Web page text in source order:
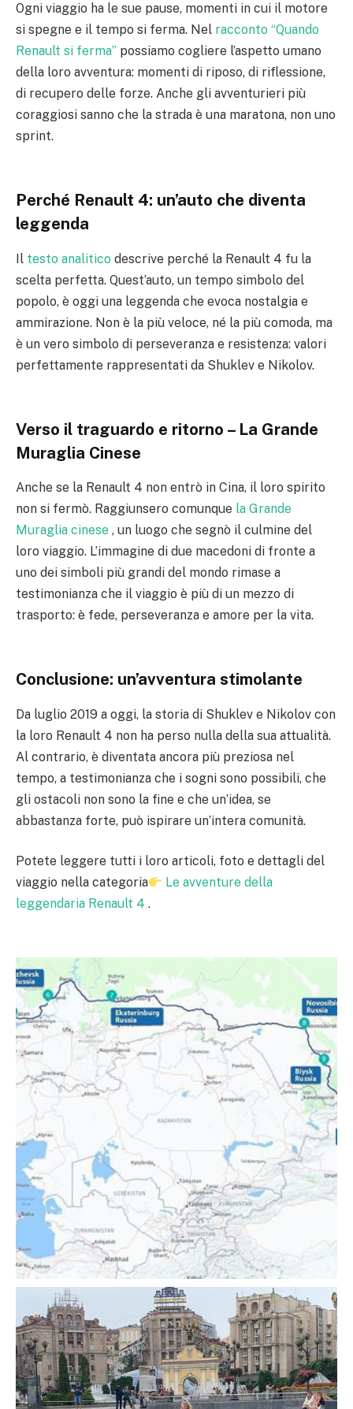
Ogni viaggio ha le sue pause, momenti in cui il motore
si spegne e il tempo si ferma. Nel racconto “Quando
Renault si ferma” possiamo cogliere l’aspetto umano
della loro avventura: momenti di riposo, di riflessione,
di recupero delle forze. Anche gli avventurieri più
coraggiosi sanno che la strada è una maratona, non uno
sprint.
Perché Renault 4: un’auto che diventa
leggenda
Il testo analitico descrive perché la Renault 4 fu la
scelta perfetta. Quest’auto, un tempo simbolo del
popolo, è oggi una leggenda che evoca nostalgia e
ammirazione. Non è la più veloce, né la più comoda, ma
è un vero simbolo di perseveranza e resistenza: valori
perfettamente rappresentati da Shuklev e Nikolov.
Verso il traguardo e ritorno – La Grande
Muraglia Cinese
Anche se la Renault 4 non entrò in Cina, il loro spirito
non si fermò. Raggiunsero comunque la Grande
Muraglia cinese , un luogo che segnò il culmine del
loro viaggio. L’immagine di due macedoni di fronte a
uno dei simboli più grandi del mondo rimase a
testimonianza che il viaggio è più di un mezzo di
trasporto: è fede, perseveranza e amore per la vita.
Conclusione: un’avventura stimolante
Da luglio 2019 a oggi, la storia di Shuklev e Nikolov con
la loro Renault 4 non ha perso nulla della sua attualità.
Al contrario, è diventata ancora più preziosa nel
tempo, a testimonianza che i sogni sono possibili, che
gli ostacoli non sono la fine e che un’idea, se
abbastanza forte, può ispirare un’intera comunità.
Potete leggere tutti i loro articoli, foto e dettagli del
viaggio nella categoria
Le avventure della
leggendaria Renault 4 .